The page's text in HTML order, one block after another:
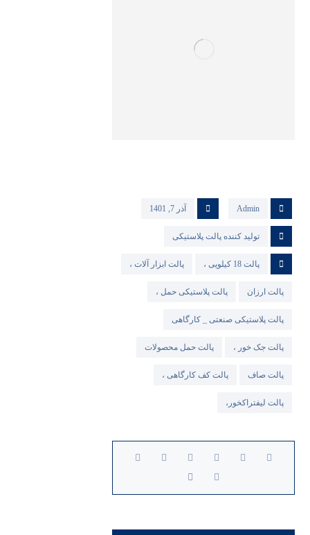
Admin آذر 7, 1401
تولید کننده پالت پلاستیکی
پالت 18 کیلویی ، پالت ابزار آلات ،
پالت ارزان پالت پلاستیکی حمل ،
پالت پلاستیکی صنعتی _ کارگاهی
پالت جک خور ، پالت حمل محصولات
پالت صاف پالت کف کارگاهی ،
پالت لیفتراکخور،